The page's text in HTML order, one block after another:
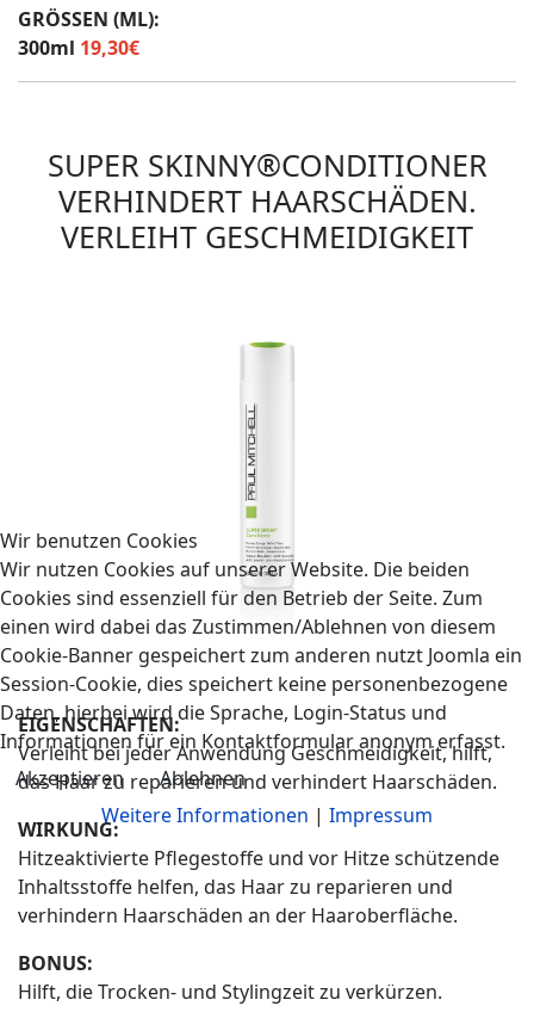
GRÖSSEN (ML):
300ml 19,30€
SUPER SKINNY®CONDITIONER
VERHINDERT HAARSCHÄDEN.
VERLEIHT GESCHMEIDIGKEIT
EIGENSCHAFTEN:
Verleiht bei jeder Anwendung Geschmeidigkeit, hilft,
das Haar zu reparieren und verhindert Haarschäden.
WIRKUNG:
Hitzeaktivierte Pflegestoffe und vor Hitze schützende
Inhaltsstoffe helfen, das Haar zu reparieren und
verhindern Haarschäden an der Haaroberfläche.
BONUS:
Hilft, die Trocken- und Stylingzeit zu verkürzen.
Wir benutzen Cookies
Wir nutzen Cookies auf unserer Website. Die beiden
Cookies sind essenziell für den Betrieb der Seite. Zum
einen wird dabei das Zustimmen/Ablehnen von diesem
Cookie-Banner gespeichert zum anderen nutzt Joomla ein
Session-Cookie, dies speichert keine personenbezogene
Daten, hierbei wird die Sprache, Login-Status und
Informationen für ein Kontaktformular anonym erfasst.
Akzeptieren
Ablehnen
Weitere Informationen | Impressum